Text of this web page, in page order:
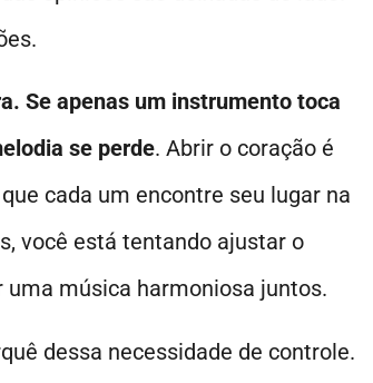
Se apenas um instrumento toca
se perde. Abrir o coração é
cada um encontre seu lugar na
você está tentando ajustar o
música harmoniosa juntos.
dessa necessidade de controle.